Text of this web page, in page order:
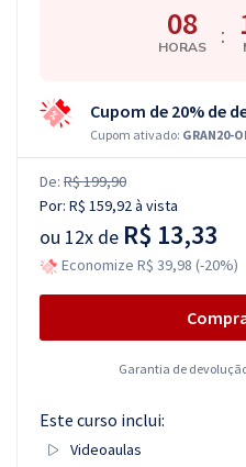
08
HORAS :
Cupom de 20% de
Cupom ativado: GRAN20-
De: R$ 199,90
Por: R$ 159,92à vista
ou 12x de R$ 13,33
Economize R$ 39,98 (-20%)
Garantia de
Este curso inclui:
Videoaulas